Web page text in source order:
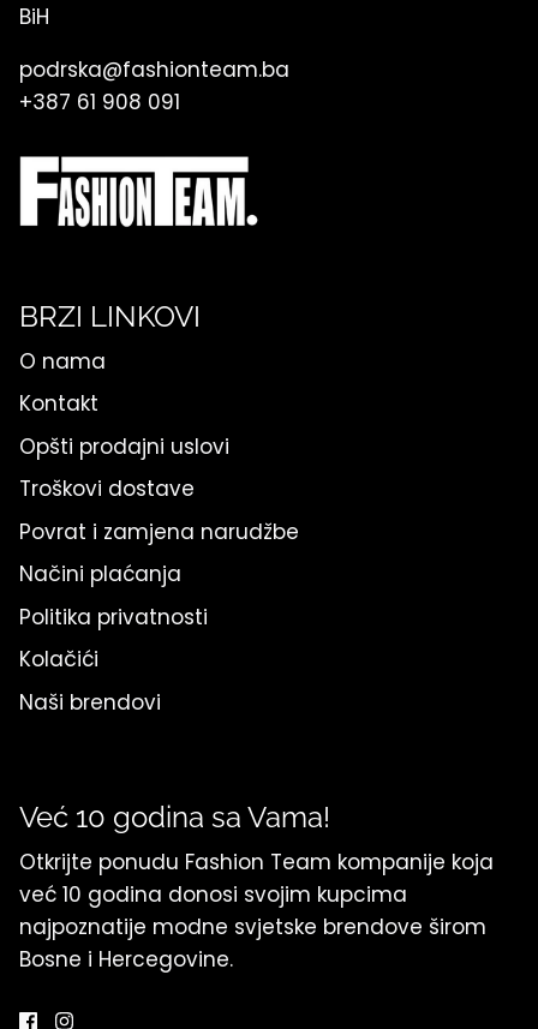
BiH
podrska@fashionteam.ba
+387 61 908 091
BRZI LINKOVI
O nama
Kontakt
Opšti prodajni uslovi
Troškovi dostave
Povrat i zamjena narudžbe
Načini plaćanja
Politika privatnosti
Kolačići
Naši brendovi
Već 10 godina sa Vama!
Otkrijte ponudu Fashion Team kompanije koja
već 10 godina donosi svojim kupcima
najpoznatije modne svjetske brendove širom
Bosne i Hercegovine.